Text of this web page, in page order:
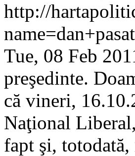
http://
Tue, 08 Feb
preşedinte.
că vineri,
Naţional
fapt şi,